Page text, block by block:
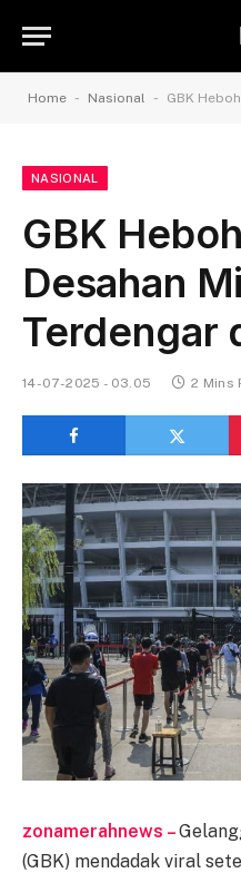
Home - Nasional - GBK Heboh!
NASIONAL
GBK
Desahan
Terdengar
14-07-2025 - 03.05 2 Mins
zonamerahnews –
(GBK) mendadak viral